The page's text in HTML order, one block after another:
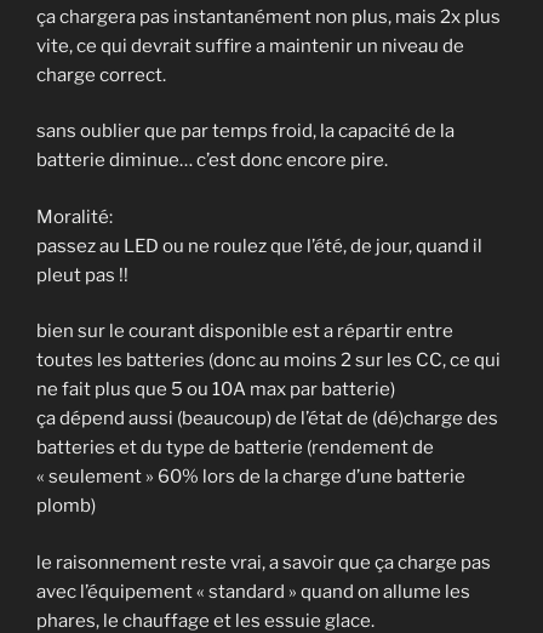
ça chargera pas instantanément non plus, mais 2x plus
vite, ce qui devrait suffire a maintenir un niveau de
charge correct.
sans oublier que par temps froid, la capacité de la
batterie diminue… c’est donc encore pire.
Moralité:
passez au LED ou ne roulez que l’été, de jour, quand il
pleut pas !!
bien sur le courant disponible est a répartir entre
toutes les batteries (donc au moins 2 sur les CC, ce qui
ne fait plus que 5 ou 10A max par batterie)
ça dépend aussi (beaucoup) de l’état de (dé)charge des
batteries et du type de batterie (rendement de
« seulement » 60% lors de la charge d’une batterie
plomb)
le raisonnement reste vrai, a savoir que ça charge pas
avec l’équipement « standard » quand on allume les
phares, le chauffage et les essuie glace.